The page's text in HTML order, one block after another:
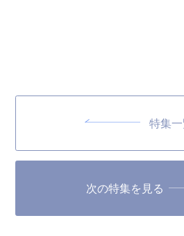
特集
次の特集を見る